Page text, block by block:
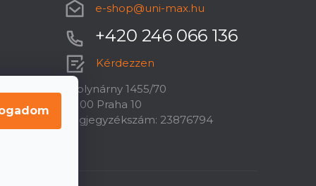
e-shop@uni-max.hu
+420 246 066 136
Kérdezzen
U plynárny 1455/70
10100 Praha 10
Cégjegyzékszám: 23876794